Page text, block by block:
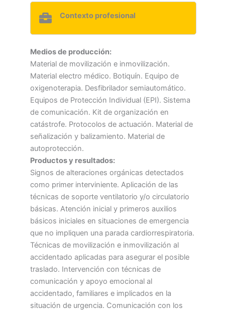
Contexto profesional
Medios de producción:
Material de movilización e inmovilización.
Material electro médico. Botiquín. Equipo de
oxigenoterapia. Desfibrilador semiautomático.
Equipos de Protección Individual (EPI). Sistema
de comunicación. Kit de organización en
catástrofe. Protocolos de actuación. Material de
señalización y balizamiento. Material de
autoprotección.
Productos y resultados:
Signos de alteraciones orgánicas detectados
como primer interviniente. Aplicación de las
técnicas de soporte ventilatorio y/o circulatorio
básicas. Atención inicial y primeros auxilios
básicos iniciales en situaciones de emergencia
que no impliquen una parada cardiorrespiratoria.
Técnicas de movilización e inmovilización al
accidentado aplicadas para asegurar el posible
traslado. Intervención con técnicas de
comunicación y apoyo emocional al
accidentado, familiares e implicados en la
situación de urgencia. Comunicación con los